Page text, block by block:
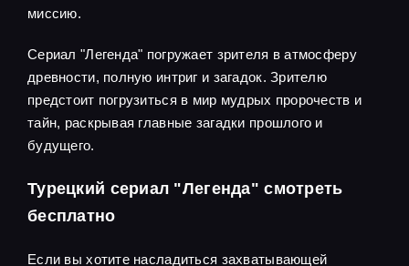
миссию.
Сериал "Легенда" погружает зрителя в атмосферу
древности, полную интриг и загадок. Зрителю
предстоит погрузиться в мир мудрых пророчеств и
тайн, раскрывая главные загадки прошлого и
будущего.
Турецкий сериал "Легенда" смотреть
бесплатно
Если вы хотите насладиться захватывающей